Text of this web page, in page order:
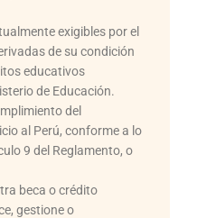
exigibles por el
de su condición
educativos
de Educación.
del
al Perú, conforme a lo
9 del Reglamento, o
beca o crédito
gestione o